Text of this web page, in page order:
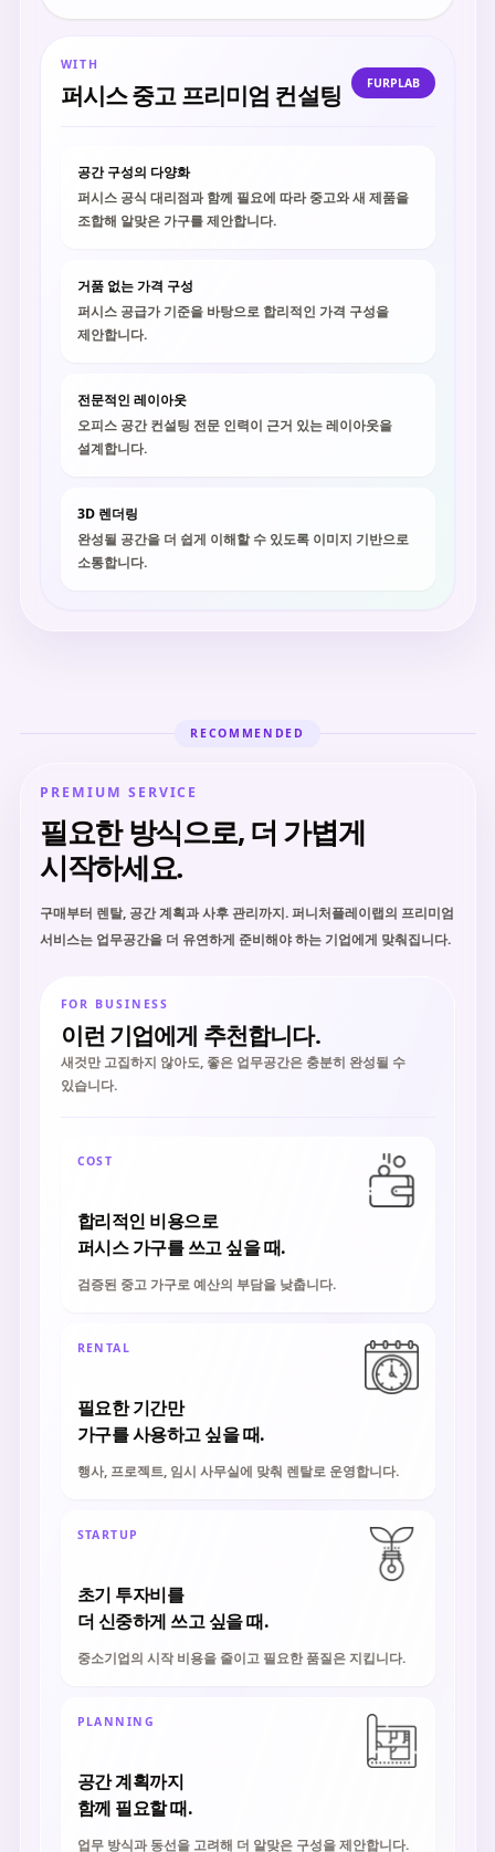
WITH
퍼시스 중고 프리미엄 컨설팅 FURPLAB
공간 구성의 다양화
퍼시스 공식 대리점과 함께 필요에 따라 중고와 새 제품을
조합해 알맞은 가구를 제안합니다.
거품 없는 가격 구성
퍼시스 공급가 기준을 바탕으로 합리적인 가격 구성을
제안합니다.
전문적인 레이아웃
오피스 공간 컨설팅 전문 인력이 근거 있는 레이아웃을
설계합니다.
3D 렌더링
완성될 공간을 더 쉽게 이해할 수 있도록 이미지 기반으로
소통합니다.
RECOMMENDED
PREMIUM SERVICE
필요한 방식으로, 더 가볍게
시작하세요.
구매부터 렌탈, 공간 계획과 사후 관리까지. 퍼니처플레이랩의 프리미엄
서비스는 업무공간을 더 유연하게 준비해야 하는 기업에게 맞춰집니다.
FOR BUSINESS
이런 기업에게 추천합니다.
새것만 고집하지 않아도, 좋은 업무공간은 충분히 완성될 수
있습니다.
COST
합리적인 비용으로
퍼시스 가구를 쓰고 싶을 때.
검증된 중고 가구로 예산의 부담을 낮춥니다.
RENTAL
필요한 기간만
가구를 사용하고 싶을 때.
행사, 프로젝트, 임시 사무실에 맞춰 렌탈로 운영합니다.
STARTUP
초기 투자비를
더 신중하게 쓰고 싶을 때.
중소기업의 시작 비용을 줄이고 필요한 품질은 지킵니다.
PLANNING
공간 계획까지
함께 필요할 때.
업무 방식과 동선을 고려해 더 알맞은 구성을 제안합니다.